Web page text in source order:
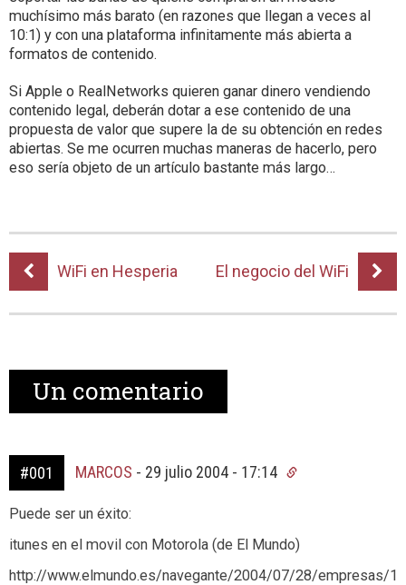
muchísimo más barato (en razones que llegan a veces al
10:1) y con una plataforma infinitamente más abierta a
formatos de contenido.
Si Apple o RealNetworks quieren ganar dinero vendiendo
contenido legal, deberán dotar a ese contenido de una
propuesta de valor que supere la de su obtención en redes
abiertas. Se me ocurren muchas maneras de hacerlo, pero
eso sería objeto de un artículo bastante más largo…
WiFi en Hesperia El negocio del WiFi
Un comentario
#001 MARCOS - 29 julio 2004 - 17:14
Puede ser un éxito:
itunes en el movil con Motorola (de El Mundo)
http://www.elmundo.es/navegante/2004/07/28/empresas/